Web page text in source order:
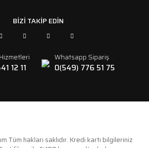
BİZİ TAKİP EDİN
12 11
Whatsapp Sipariş
0(549) 776 51 75
Tüm hakları saklıdır. Kredi kartı bilgileriniz